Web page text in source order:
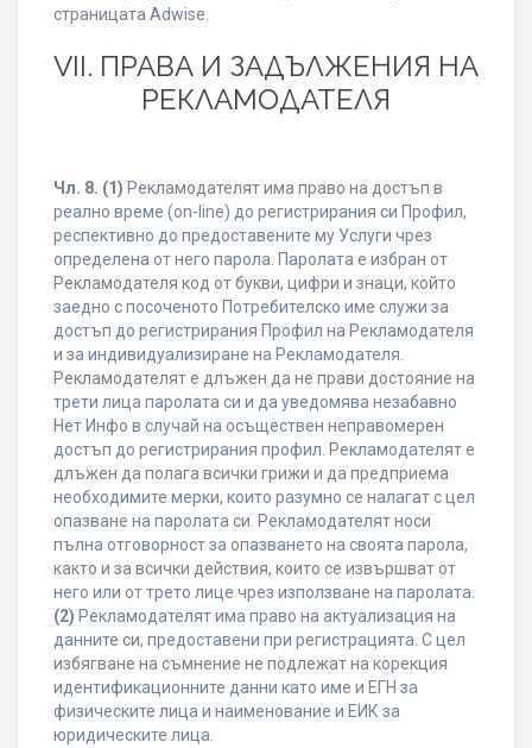
страницата Adwise.
VII. ПРАВА И ЗАДЪЛЖЕНИЯ НА
РЕКЛАМОДАТЕЛЯ
Чл. 8. (1) Рекламодателят има право на достъп в
реално време (on-line) до регистрирания си Профил,
респективно до предоставените му Услуги чрез
определена от него парола. Паролата е избран от
Рекламодателя код от букви, цифри и знаци, който
заедно с посоченото Потребителско име служи за
достъп до регистрирания Профил на Рекламодателя
и за индивидуализиране на Рекламодателя.
Рекламодателят е длъжен да не прави достояние на
трети лица паролата си и да уведомява незабавно
Нет Инфо в случай на осъществен неправомерен
достъп до регистрирания профил. Рекламодателят е
длъжен да полага всички грижи и да предприема
необходимите мерки, които разумно се налагат с цел
опазване на паролата си. Рекламодателят носи
пълна отговорност за опазването на своята парола,
както и за всички действия, които се извършват от
него или от трето лице чрез използване на паролата.
(2) Рекламодателят има право на актуализация на
данните си, предоставени при регистрацията. С цел
избягване на съмнение не подлежат на корекция
идентификационните данни като име и ЕГН за
физическите лица и наименование и ЕИК за
юридическите лица.